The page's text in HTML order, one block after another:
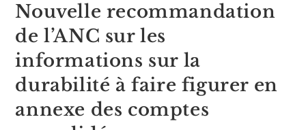
Nouvelle recommandation
de l’ANC sur les
informations sur la
durabilité à faire figurer en
annexe des comptes